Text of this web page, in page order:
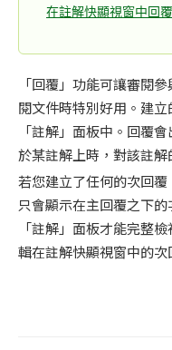
在註解快顯視窗中回覆
「回覆」功能可讓審閱
閱文件時特別好用。建
「註解」面板中。回覆
於某註解上時，對該註解
若您建立了任何的次回
只會顯示在主回覆之下
「註解」面板才能完整
輯在註解快顯視窗中的次